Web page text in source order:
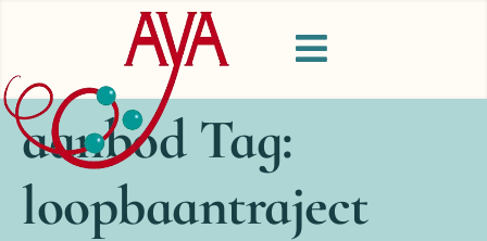
aanbod Tag:
loopbaantraject